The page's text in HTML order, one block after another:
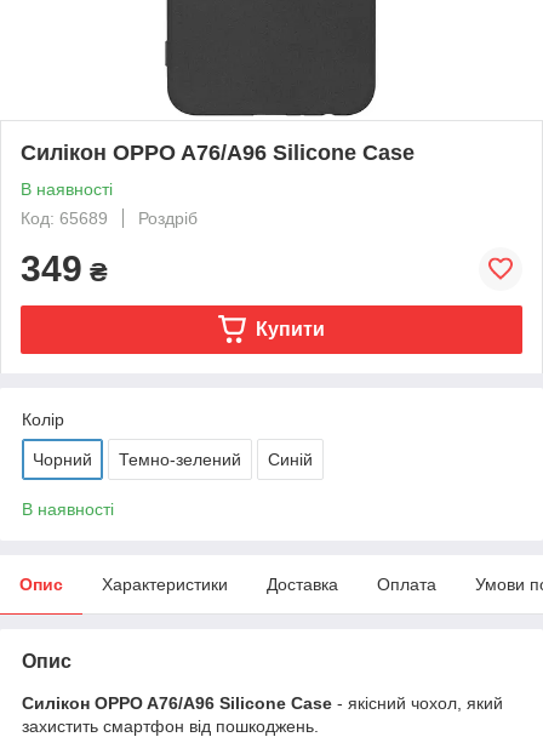
Силікон OPPO A76/A96 Silicone Case
В наявності
Код: 65689
Роздріб
349 ₴
Купити
Колір
Чорний Темно-зелений Синій
В наявності
Опис Характеристики Доставка Оплата Умови
Опис
Силікон OPPO A76/A96 Silicone Case - якісний чохол, який
захистить смартфон від пошкоджень.